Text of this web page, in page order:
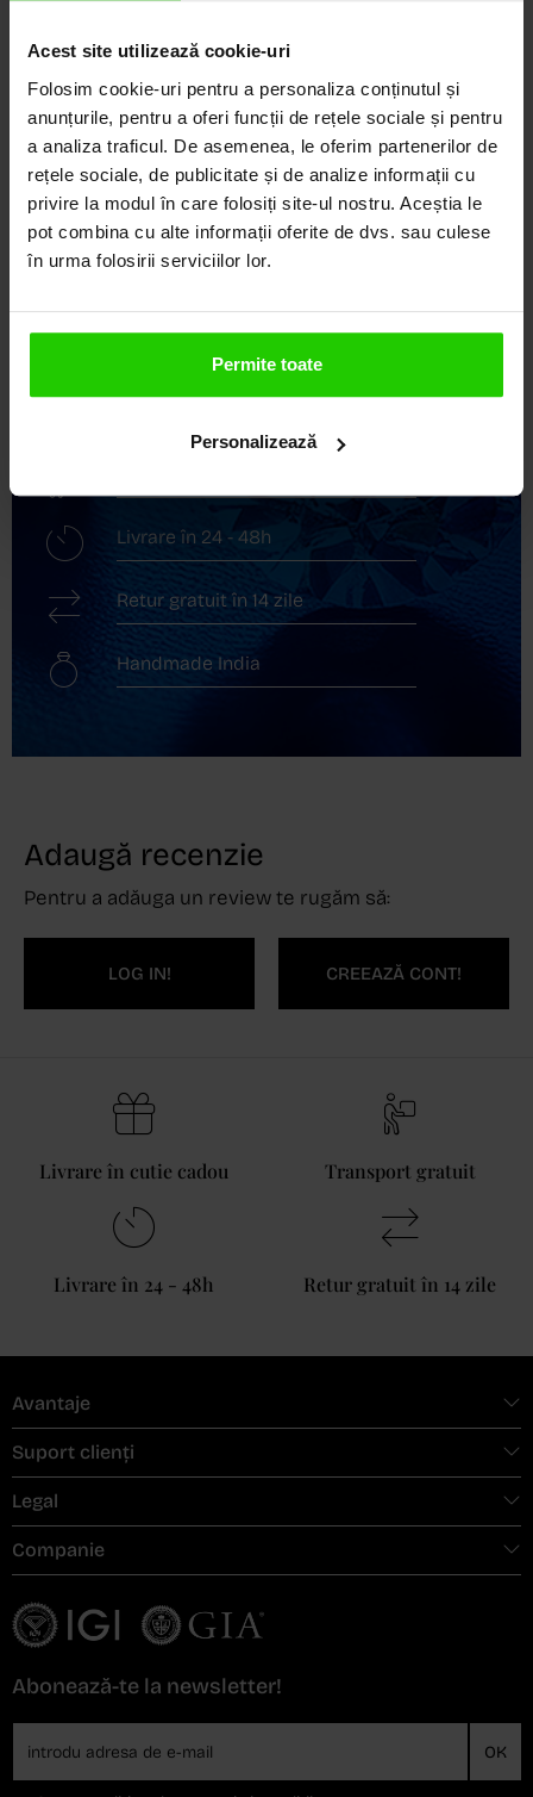
Acest site utilizează cookie-uri
Folosim cookie-uri pentru a personaliza conținutul și
anunțurile, pentru a oferi funcții de rețele sociale și pentru
a analiza traficul. De asemenea, le oferim partenerilor de
rețele sociale, de publicitate și de analize informații cu
privire la modul în care folosiți site-ul nostru. Aceștia le
pot combina cu alte informații oferite de dvs. sau culese
în urma folosirii serviciilor lor.
Permite toate
Personalizează
Descoperă Lumea COZETTE,
LOCUL UNDE STILUL
DEVINE ARTĂ!
COZETTE este destinația ta de top pentru bijuterii
elegante și rafinate, create cu măiestrie și pasiune.
Ne mândrim cu o vastă experiență în realizarea celor
Descoperă avantajele de a cumpăra!
Livrare în 24 - 48h
Retur gratuit în 14 zile
Handmade India
Adaugă recenzie
Pentru a adăuga un review te rugăm să:
LOG IN! CREEAZĂ CONT!
Livrare în cutie cadou Transport gratuit
Livrare în 24 - 48h Retur gratuit în 14 zile
Avantaje
Suport clienți
Legal
Companie
Abonează-te la newsletter!
OK